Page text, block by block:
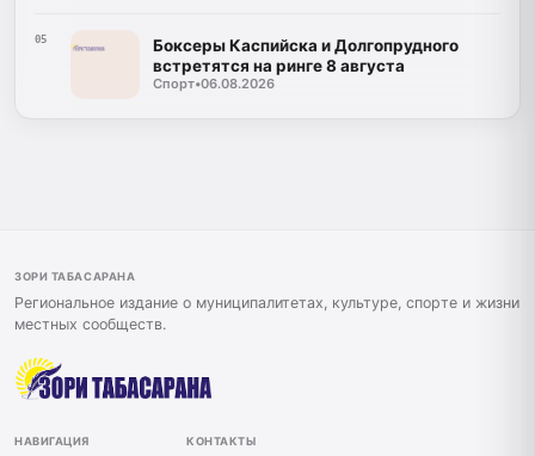
05
Боксеры Каспийска и Долгопрудного
встретятся на ринге 8 августа
Спорт•06.08.2026
ЗОРИ ТАБАСАРАНА
Региональное издание о муниципалитетах, культуре, спорте и жизни
местных сообществ.
НАВИГАЦИЯ КОНТАКТЫ